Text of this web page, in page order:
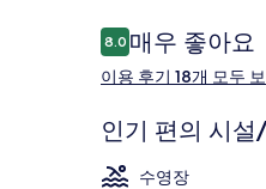
이
용
후
8.010점 만점 중 8.0점.
매우 좋아요
이용 후기 18개 모두
인기 편의 시
수영장